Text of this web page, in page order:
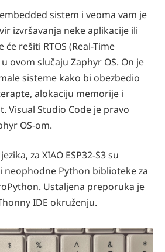
sistem i veoma vam je
izvršavanja neke aplikacije ili
će rešiti RTOS (Real-Time
ovom slučaju Zaphyr OS. On je
sisteme kako bi obezbedio
alokaciju memorije i
Visual Studio Code je pravo
OS-om.
za XIAO ESP32-S3 su
Python biblioteke za
Ustaljena preporuka je
IDE okruženju.